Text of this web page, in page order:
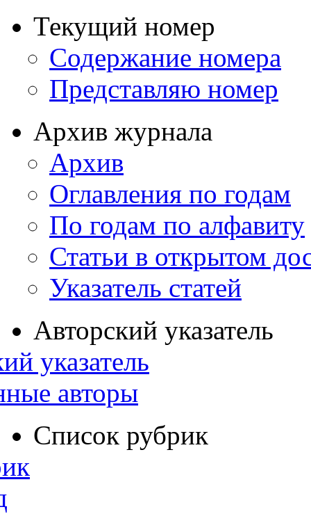
Текущий номер
Содержание номера
Представляю номер
Архив журнала
Архив
Оглавления по годам
По годам по алфавиту
Статьи в открытом
Указатель статей
Авторский указатель
указатель
авторы
Список рубрик